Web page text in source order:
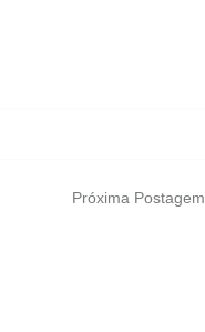
Próxima Postagem